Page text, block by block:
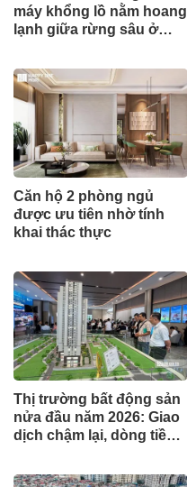
máy khổng lồ nằm hoang
lạnh giữa rừng sâu ở
Căn hộ 2 phòng ngủ
được ưu tiên nhờ tính
khai thác thực
Thị trường bất động sản
nửa đầu năm 2026: Giao
dịch chậm lại, dòng tiền
trị thực